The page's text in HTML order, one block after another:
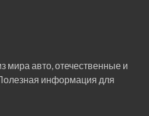
мира авто, отечественные и
информация для